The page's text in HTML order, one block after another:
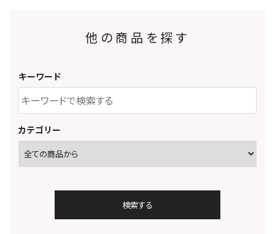
他の商品を探す
キーワード
カテゴリー
検索する